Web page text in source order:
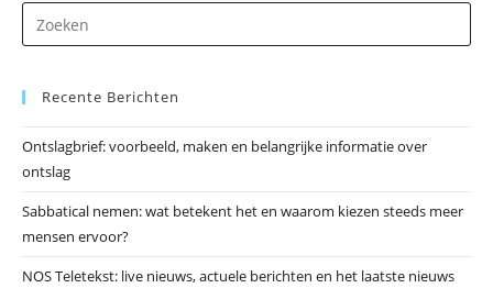
op
Recente Berichten
Ontslagbrief: voorbeeld, maken en belangrijke informatie over
ontslag
Sabbatical nemen: wat betekent het en waarom kiezen steeds meer
mensen ervoor?
NOS Teletekst: live nieuws, actuele berichten en het laatste nieuws